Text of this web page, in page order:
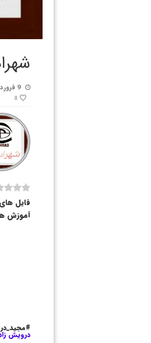
9 فروردین 1397
8
فایل
آموزش
درویش